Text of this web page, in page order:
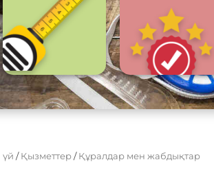
үй /Қызметтер/Құралдар мен жабдықтар